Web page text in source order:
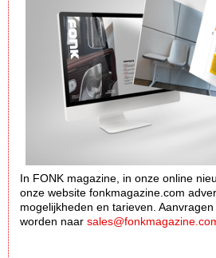
In FONK magazine, in onze online
onze website fonkmagazine.com
mogelijkheden en tarieven.
worden naar